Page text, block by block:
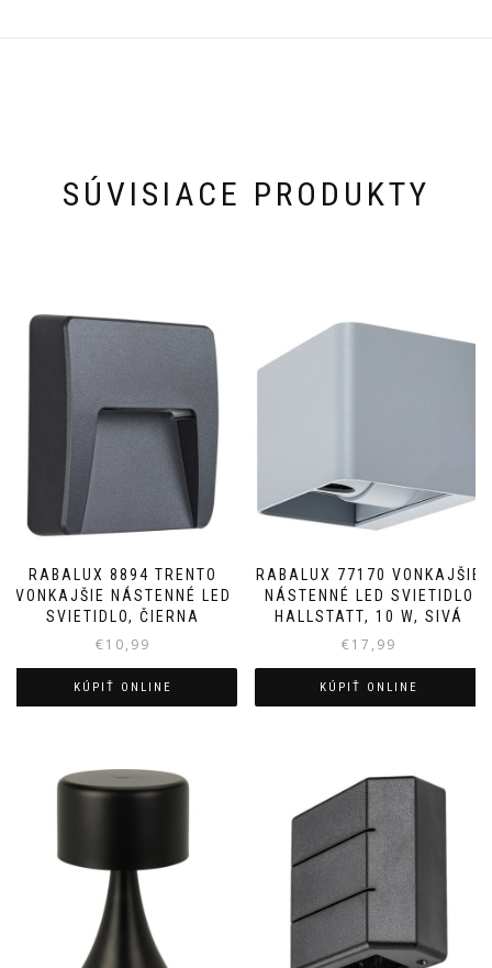
SÚVISIACE PRODUKTY
RABALUX 8894 TRENTO
VONKAJŠIE NÁSTENNÉ LED
SVIETIDLO, ČIERNA
€10,99
KÚPIŤ ONLINE
RABALUX 77170 VONKAJŠIE
NÁSTENNÉ LED SVIETIDLO
HALLSTATT, 10 W, SIVÁ
€17,99
KÚPIŤ ONLINE